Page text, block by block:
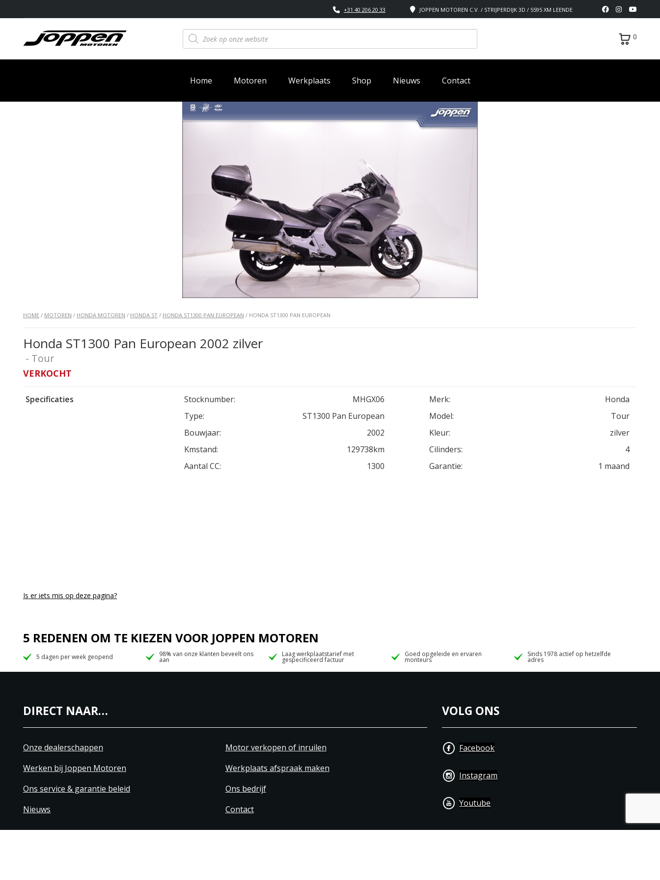
JOPPEN MOTOREN C.V. / STRIJPERDIJK 3D / 5595 XM LEENDE
+31 40 206 20 33
Producten
zoeken 0
Home Motoren Werkplaats Shop Nieuws Contact
HOME / MOTOREN / HONDA MOTOREN / HONDA ST / HONDA ST1300 PAN EUROPEAN / HONDA ST1300 PAN EUROPEAN
Honda ST1300 Pan European 2002 zilver
- Tour
VERKOCHT
Specificaties Stocknumber: MHGX06 Merk:
Honda
Type:
ST1300 Pan European Model:
Tour
Bouwjaar:
2002 Kleur:
zilver
Kmstand:
129738km Cilinders:
4
Aantal CC:
1300 Garantie: 1 maand
Is er iets mis op deze pagina?
5 REDENEN OM TE KIEZEN VOOR JOPPEN MOTOREN
5 dagen per week geopend 98% van onze klanten beveelt ons
aan
Laag werkplaatstarief met
gespecificeerd factuur
Goed opgeleide en ervaren
monteurs
Sinds 1978 actief op hetzelfde
adres
DIRECT NAAR…
Onze dealerschappen
Motor verkopen of inruilen
Werken bij Joppen Motoren
Werkplaats afspraak maken
Ons service & garantie beleid
Ons bedrijf
Nieuws
Contact
VOLG ONS
Facebook
Instagram
Youtube